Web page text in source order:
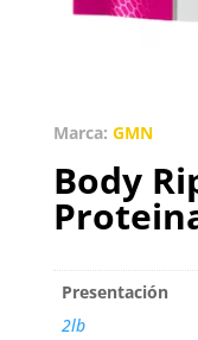
Marca: GMN
Body
Presentación
2lb